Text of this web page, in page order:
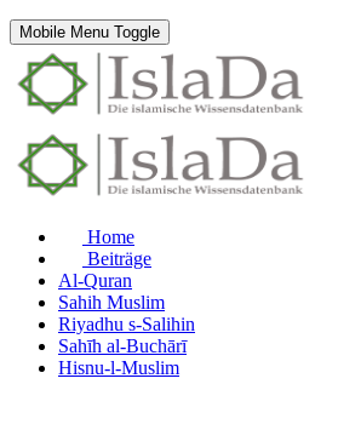
Mobile Menu Toggle
Home
Beiträge
Al-Quran
Sahih Muslim
Riyadhu s-Salihin
Sahīh al-Buchārī
Hisnu-l-Muslim